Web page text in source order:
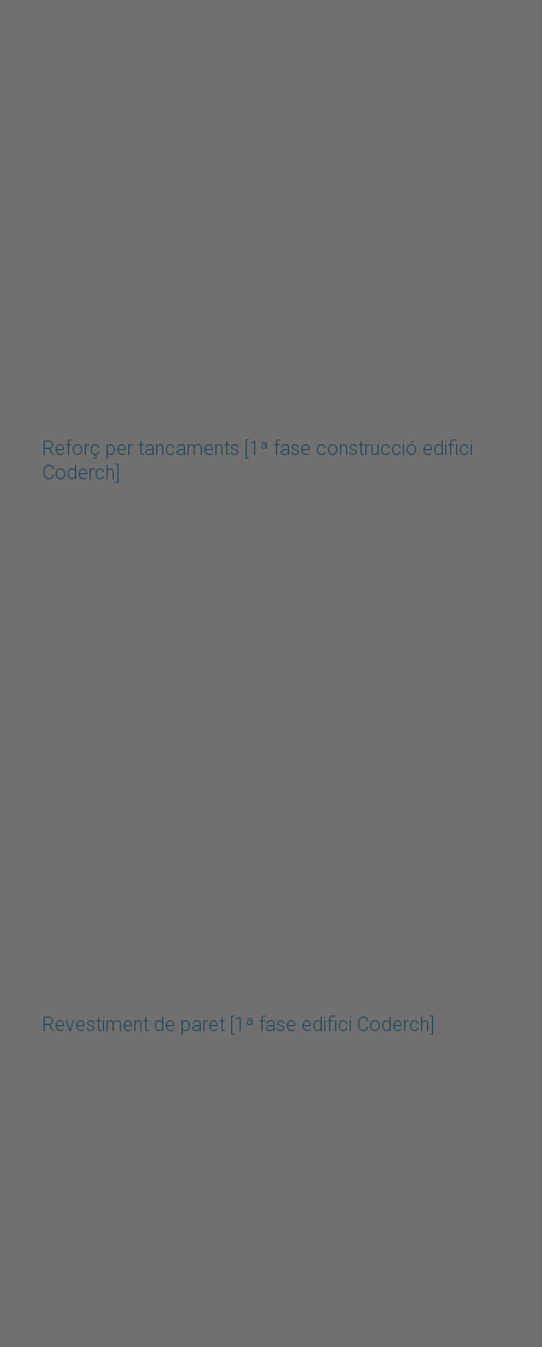
Reforç per tancaments [1ª fase construcció edifici
Coderch]
Revestiment de paret [1ª fase edifici Coderch]